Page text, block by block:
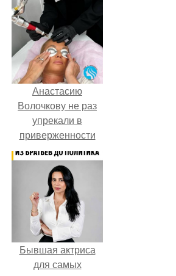
Анастасию
Волочкову не раз
упрекали в
приверженности
устаревшим бьюти -
процедурам.
Бывшая актриса
для самых